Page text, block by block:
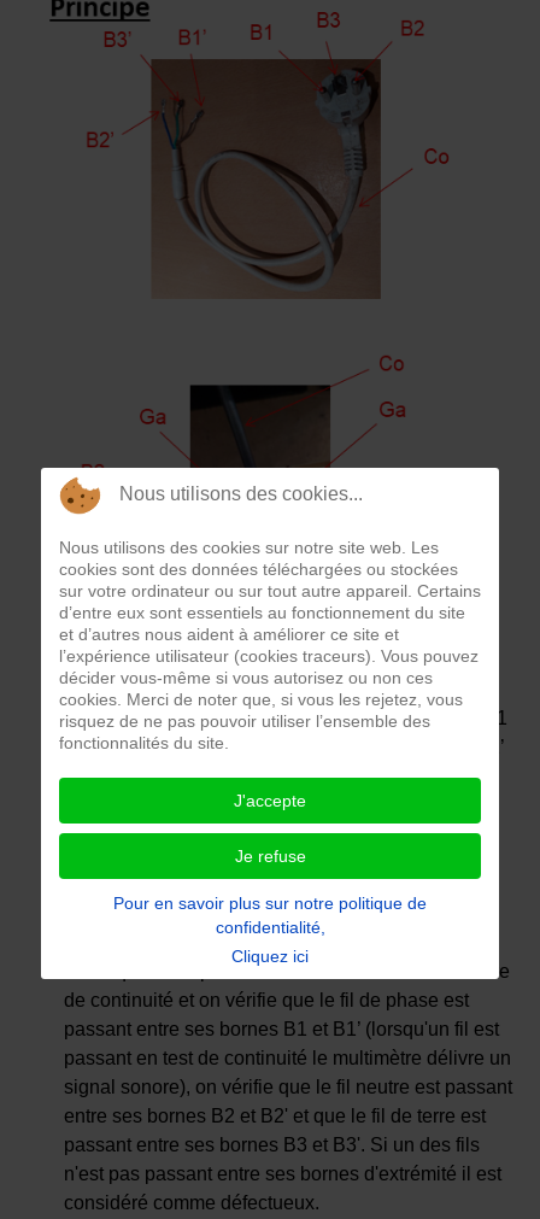
Un cordon d'alimentation Co est un câble qui
comprend plusieurs fils conducteurs rassemblés
dans une même gaine. Le cordon d’alimentation
comprend un fil dit « de phase » entre les bornes B1
et B1’, un fil dit « neutre » entre les bornes B2 et B2’
et peut comprendre un fil dit « de terre » entre les
Le cordon d'alimentation Co comprend une gaine
dans laquelle sont disposés les fils mentionnés ci-
Pour le tester précisément, on le retire du circuit
électrique et on place le multimètre en mode mesure
de continuité et on vérifie que le fil de phase est
passant entre ses bornes B1 et B1’ (lorsqu'un fil est
passant en test de continuité le multimètre délivre un
signal sonore), on vérifie que le fil neutre est passant
entre ses bornes B2 et B2' et que le fil de terre est
passant entre ses bornes B3 et B3'. Si un des fils
n'est pas passant entre ses bornes d'extrémité il est
considéré comme défectueux.
Nous utilisons des cookies...
Nous utilisons des cookies sur notre site web. Les
cookies sont des données téléchargées ou stockées
sur votre ordinateur ou sur tout autre appareil. Certains
d’entre eux sont essentiels au fonctionnement du site
et d’autres nous aident à améliorer ce site et
l’expérience utilisateur (cookies traceurs). Vous pouvez
décider vous-même si vous autorisez ou non ces
cookies. Merci de noter que, si vous les rejetez, vous
risquez de ne pas pouvoir utiliser l’ensemble des
fonctionnalités du site.
J'accepte
Je refuse
Pour en savoir plus sur notre politique de
confidentialité,
Cliquez ici